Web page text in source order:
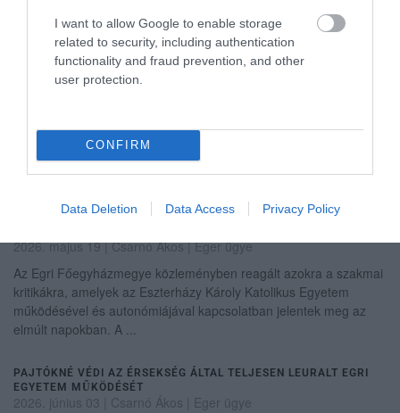
I want to allow Google to enable storage
related to security, including authentication
functionality and fraud prevention, and other
user protection.
CONFIRM
Data Deletion Data Access Privacy Policy
AZ EGRI EGYETEM AUTONÓMIÁJÁT HELYRE KELL ÁLLÍTANI, AZ
EGYHÁZI KÉZBE KERÜLÉST KÖVETŐEN DRASZTIKUSAN ROMLOTT
2026. május 17| Csarnó Ákos |
Egyetem működésével kapcsolatban az intézmény
Történelemtudományi Intézete és Történelemtudományi Doktori
Iskolája. A „Hogyan tovább?”...
VÁLASZOLT AZ EGRI FŐEGYHÁZMEGYE AZ EGYETEMI
2026. május 19| Csarnó Ákos |Eger ügye
Az Egri Főegyházmegye közleményben reagált azokra a szakmai
kritikákra, amelyek az Eszterházy Károly Katolikus Egyetem
működésével és autonómiájával kapcsolatban jelentek meg az
elmúlt napokban. A ...
PAJTÓKNÉ VÉDI AZ ÉRSEKSÉG ÁLTAL TELJESEN LEURALT EGRI
EGYETEM MŰKÖDÉSÉT
2026. június 03 | Csarnó Ákos | Eger ügye